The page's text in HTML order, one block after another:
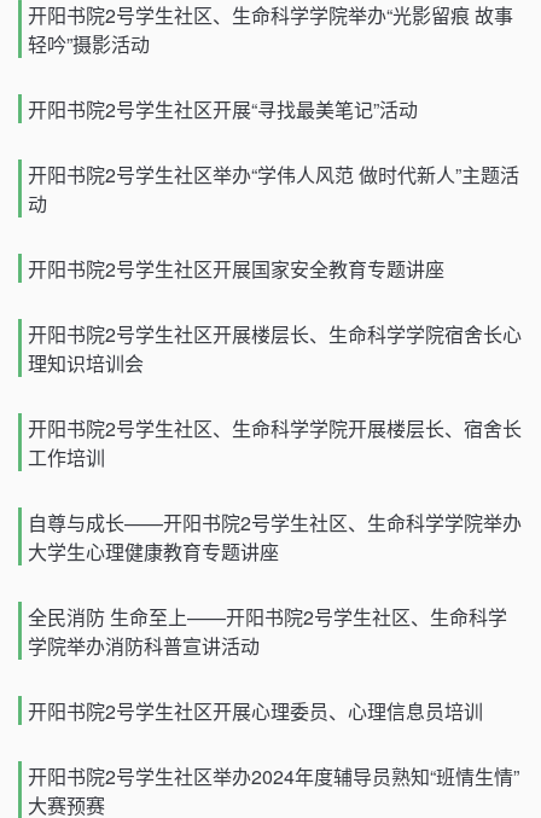
开阳书院2号学生社区、生命科学学院举办“光影留痕 故事
轻吟”摄影活动
开阳书院2号学生社区开展“寻找最美笔记”活动
开阳书院2号学生社区举办“学伟人风范 做时代新人”主题活
动
开阳书院2号学生社区开展国家安全教育专题讲座
开阳书院2号学生社区开展楼层长、生命科学学院宿舍长心
理知识培训会
开阳书院2号学生社区、生命科学学院开展楼层长、宿舍长
工作培训
自尊与成长——开阳书院2号学生社区、生命科学学院举办
大学生心理健康教育专题讲座
全民消防 生命至上——开阳书院2号学生社区、生命科学
学院举办消防科普宣讲活动
开阳书院2号学生社区开展心理委员、心理信息员培训
开阳书院2号学生社区举办2024年度辅导员熟知“班情生情”
大赛预赛